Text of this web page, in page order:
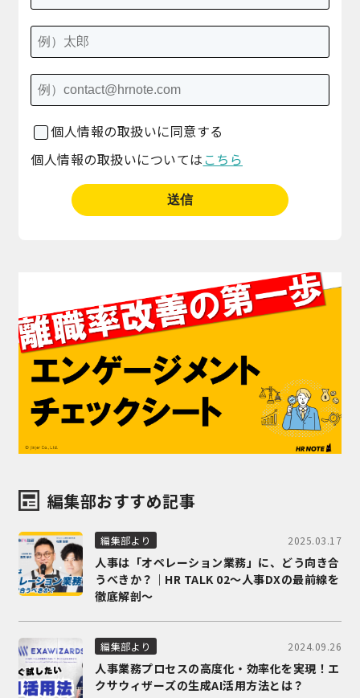
個人情報の取扱いに同意する
個人情報の取扱いについては こちら
編集部おすすめ記事
編集部より 2025.03.17
人事は「オペレーション業務」に、どう向き合
うべきか？｜HR TALK 02～人事DXの最前線を
徹底解剖～
編集部より 2024.09.26
人事業務プロセスの高度化・効率化を実現！エ
クサウィザーズの生成AI活用方法とは？